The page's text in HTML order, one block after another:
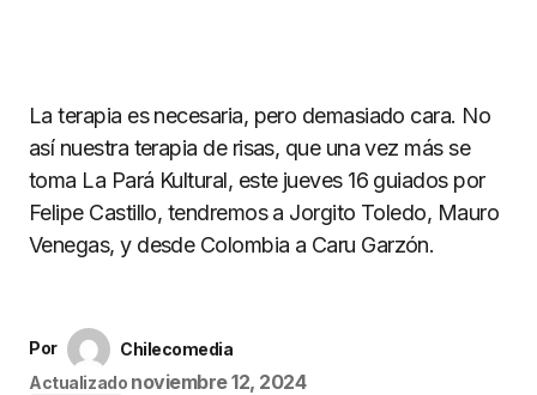
La terapia es necesaria, pero demasiado cara. No
así nuestra terapia de risas, que una vez más se
toma La Pará Kultural, este jueves 16 guiados por
Felipe Castillo, tendremos a Jorgito Toledo, Mauro
Venegas, y desde Colombia a Caru Garzón.
Por
Chilecomedia
Actualizado noviembre 12, 2024